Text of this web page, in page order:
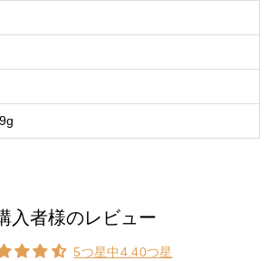
入者様のレビュー
5つ星中4.40つ星